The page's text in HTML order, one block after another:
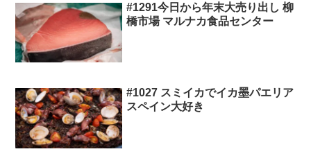
#1291今日から年末大売り出し 柳
橋市場 マルナカ食品センター
#1027 スミイカでイカ墨パエリア
スペイン大好き